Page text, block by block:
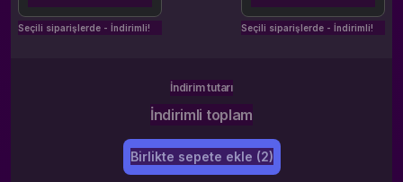
Seçili siparişlerde - İndirimli! Seçili siparişlerde - İndirimli!
İndirim tutarı
İndirimli toplam
Birlikte sepete ekle (2)